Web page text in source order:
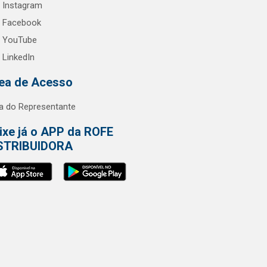
Instagram
Facebook
YouTube
LinkedIn
de Acesso
do Representante
já o APP da ROFE